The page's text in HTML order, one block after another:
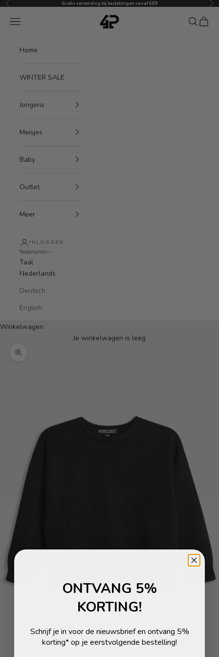
Naar inhoud
Vorige Gratis verzending bij bestellingen vanaf €60!
4President
Menu Zoeken
Home
WINTER SALE
Jongens
Meisjes
Baby
Outlet
Meer
INLOGGEN
Nederlands
Taal
Nederlands
Deutsch
English
Winkelwagen
Je winkelwagen is leeg
In-/uitzoomen
ONTVANG 5%
KORTING!
Schrijf je in voor de nieuwsbrief en ontvang 5%
korting* op je eerstvolgende bestelling!